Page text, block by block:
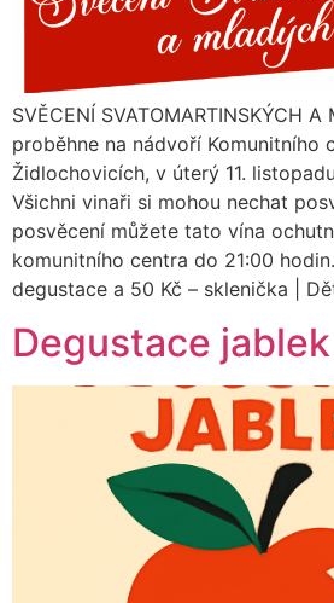
SVĚCENÍ SVATOMARTINSKÝCH A
proběhne na nádvoří Komunitního
Židlochovicích, v úterý 11.
Všichni vinaři si mohou nechat
posvěcení můžete tato vína
komunitního centra do 21:00
degustace a 50 Kč – sklenička |
Degustace jablek